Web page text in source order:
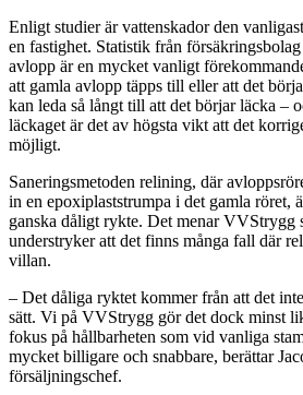
Enligt studier är vattenskador den
en fastighet. Statistik från
avlopp är en mycket vanligt
att gamla avlopp täpps till eller att det
kan leda så långt till att det börjar läcka –
läckaget är det av högsta vikt att det
möjligt.
Saneringsmetoden relining, där
in en epoxiplaststrumpa i det gamla röret,
ganska dåligt rykte. Det menar VVStrygg
understryker att det finns många fall där
villan.
– Det dåliga ryktet kommer från att det
sätt. Vi på VVStrygg gör det dock minst
fokus på hållbarheten som vid vanliga
mycket billigare och snabbare, berättar
försäljningschef.